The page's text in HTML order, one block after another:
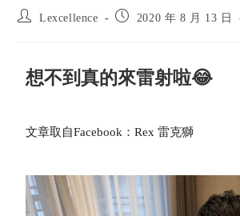
Lexcellence 2020 年 8 月 13 日
想不到真的來雷射啦😂
文章取自Facebook：Rex 雷克獅